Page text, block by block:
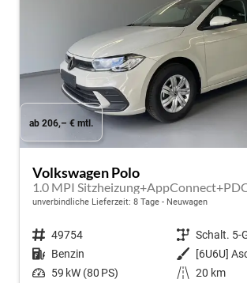
ab 206,– € mtl.
Volkswagen Polo
unverbindliche Lieferzeit: 8 Tage Neuwagen
Fahrzeugnr. 49754 Getriebe Schalt. 5-
Kraftstoff Benzin Außenfarbe
[6U6U]
Leistung 59 kW (80 PS) Kilometerstand 20 km